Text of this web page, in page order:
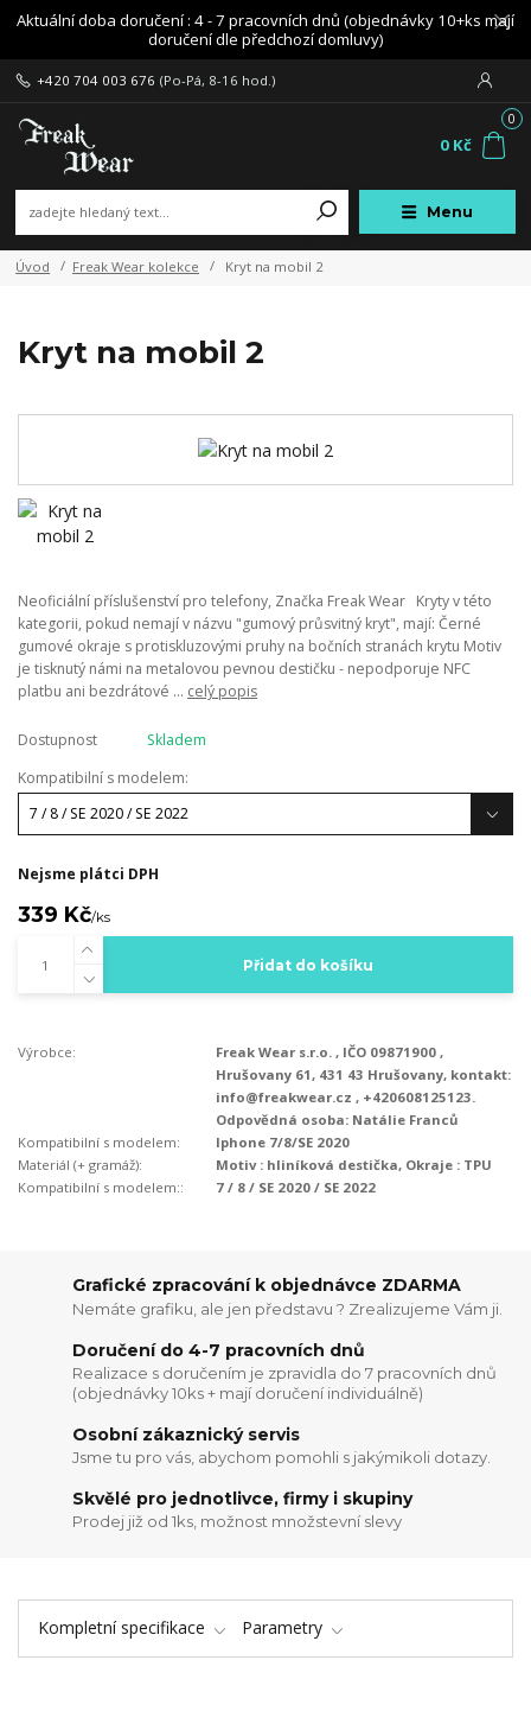
Aktuální doba doručení : 4 - 7 pracovních dnů (objednávky 10+ks mají
doručení dle předchozí domluvy)
Menu
+420 704 003 676 (Po-Pá, 8-16 hod.)
0
0 Kč
Úvod Freak Wear kolekce Kryt na mobil 2
Kryt na mobil 2
Neoficiální příslušenství pro telefony, Značka Freak Wear Kryty v této
kategorii, pokud nemají v názvu "gumový průsvitný kryt", mají: Černé
gumové okraje s protiskluzovými pruhy na bočních stranách krytu Motiv
je tisknutý námi na metalovou pevnou destičku - nepodporuje NFC
platbu ani bezdrátové ... celý popis
Dostupnost
Skladem
Kompatibilní s modelem:
Nejsme plátci DPH
339 Kč/ks
Přidat do košíku
Výrobce:
Freak Wear s.r.o. , IČO 09871900 ,
Hrušovany 61, 431 43 Hrušovany, kontakt:
info@freakwear.cz , +420608125123.
Odpovědná osoba: Natálie Franců
Kompatibilní s modelem:
Iphone 7/8/SE 2020
Materiál (+ gramáž):
Motiv : hliníková destička, Okraje : TPU
Kompatibilní s modelem::
7 / 8 / SE 2020 / SE 2022
Grafické zpracování k objednávce ZDARMA
Nemáte grafiku, ale jen představu ? Zrealizujeme Vám ji.
Doručení do 4-7 pracovních dnů
Realizace s doručením je zpravidla do 7 pracovních dnů
(objednávky 10ks + mají doručení individuálně)
Osobní zákaznický servis
Jsme tu pro vás, abychom pomohli s jakýmikoli dotazy.
Skvělé pro jednotlivce, firmy i skupiny
Prodej již od 1ks, možnost množstevní slevy
Kompletní specifikace Parametry